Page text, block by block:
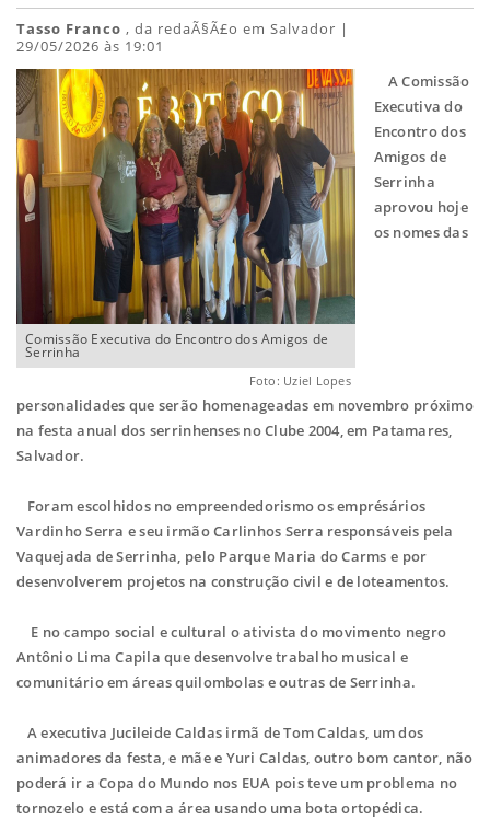
Tasso Franco , da redaÃ§Ã£o em Salvador |
29/05/2026 às 19:01
Comissão Executiva do Encontro dos Amigos de
Serrinha
Foto: Uziel Lopes
A Comissão
Executiva do
Encontro dos
Amigos de
Serrinha
aprovou hoje
os nomes das
personalidades que serão homenageadas em novembro próximo
na festa anual dos serrinhenses no Clube 2004, em Patamares,
Salvador.
Foram escolhidos no empreendedorismo os emprésários
Vardinho Serra e seu irmão Carlinhos Serra responsáveis pela
Vaquejada de Serrinha, pelo Parque Maria do Carms e por
desenvolverem projetos na construção civil e de loteamentos.
E no campo social e cultural o ativista do movimento negro
Antônio Lima Capila que desenvolve trabalho musical e
comunitário em áreas quilombolas e outras de Serrinha.
A executiva Jucileide Caldas irmã de Tom Caldas, um dos
animadores da festa, e mãe e Yuri Caldas, outro bom cantor, não
poderá ir a Copa do Mundo nos EUA pois teve um problema no
tornozelo e está com a área usando uma bota ortopédica.